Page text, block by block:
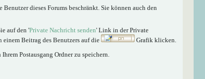
dieses Forums beschränkt. Sie können auch den
auf den 'Private Nachricht senden' Link in der Private
Beitrag des Benutzers auf die
Grafik klicken.
Postausgang Ordner zu speichern.